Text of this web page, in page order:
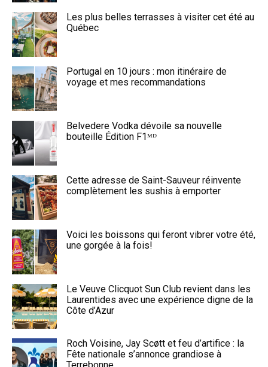
Les plus belles terrasses à visiter cet été au
Québec
Portugal en 10 jours : mon itinéraire de
voyage et mes recommandations
Belvedere Vodka dévoile sa nouvelle
bouteille Édition F1ᴹᴰ
Cette adresse de Saint-Sauveur réinvente
complètement les sushis à emporter
Voici les boissons qui feront vibrer votre été,
une gorgée à la fois!
Le Veuve Clicquot Sun Club revient dans les
Laurentides avec une expérience digne de la
Côte d’Azur
Roch Voisine, Jay Scøtt et feu d’artifice : la
Fête nationale s’annonce grandiose à